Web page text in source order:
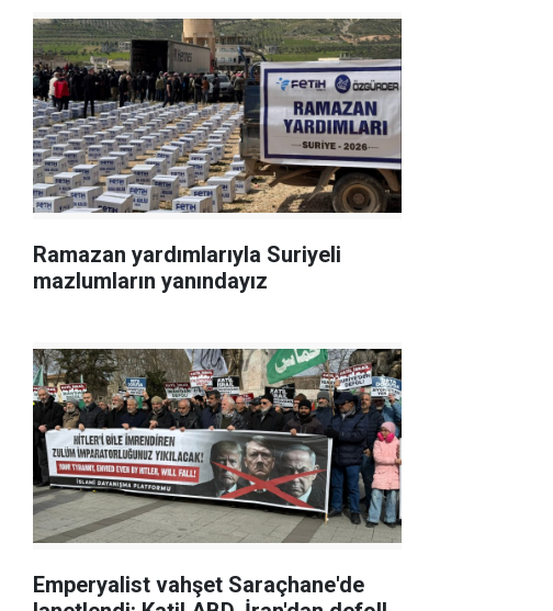
Ramazan yardımlarıyla Suriyeli
mazlumların yanındayız
Emperyalist vahşet Saraçhane'de